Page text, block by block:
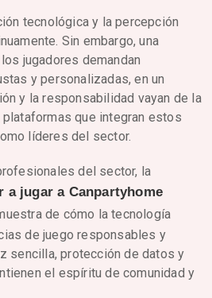
tecnológica y la percepción
Sin embargo, una
jugadores demandan
y personalizadas, en un
y la responsabilidad vayan de la
que integran estos
líderes del sector.
del sector, la
a jugar a Canpartyhome
de cómo la tecnología
de juego responsables y
sencilla, protección de datos y
el espíritu de comunidad y